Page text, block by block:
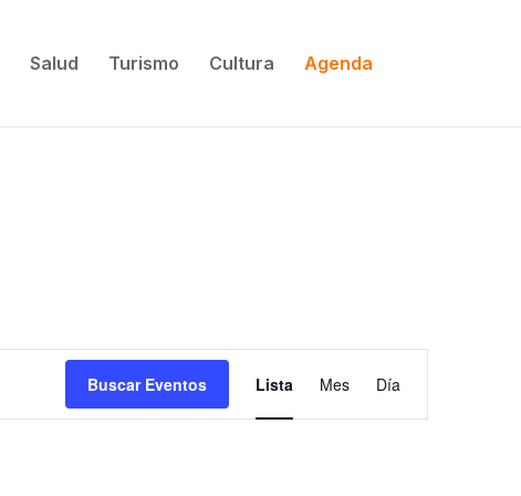
Salud Turismo Cultura Agenda
Buscar Eventos de
vistas
Lista Mes Día